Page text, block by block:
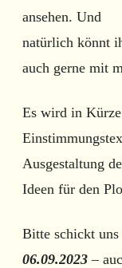
ansehen. Und
natürlich könnt
auch gerne mit
Es wird in Kürze
Ausgestaltung
Ideen für den
Bitte schickt uns
06.09.2023 –